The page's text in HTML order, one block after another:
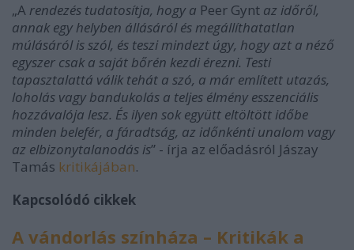
„A rendezés tudatosítja, hogy a Peer Gynt az időről,
annak egy helyben állásáról és megállíthatatlan
múlásáról is szól, és teszi mindezt úgy, hogy azt a néző
egyszer csak a saját bőrén kezdi érezni. Testi
tapasztalattá válik tehát a szó, a már említett utazás,
loholás vagy bandukolás a teljes élmény esszenciális
hozzávalója lesz. És ilyen sok együtt eltöltött időbe
minden belefér, a fáradtság, az időnkénti unalom vagy
az elbizonytalanodás is” - írja az előadásról Jászay
Tamás kritikájában.
Kapcsolódó cikkek
A vándorlás színháza – Kritikák a